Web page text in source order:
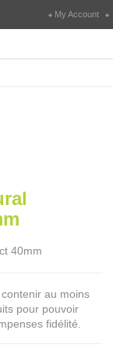
My Account
40mm
au moins
pour pouvoir
fidélité.